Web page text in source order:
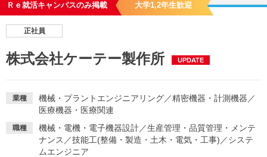
会員ID・パスワードを忘れた方はこちら
探す
イベントを探す スカウト お知らせ
Ｒｅ就活キャンパスのみ掲載 大学1,2年生歓迎
正社員
株式会社ケーテー製作所 UPDATE
業種 機械・プラントエンジニアリング／精密機器・計測機器 ／
医療機器・医療関連
職種 機械・電機・電子機器設計／生産管理・品質管理・メンテ
ナンス ／技能工(整備・製造・土木・電気・工事) ／システ
ムエンジニア